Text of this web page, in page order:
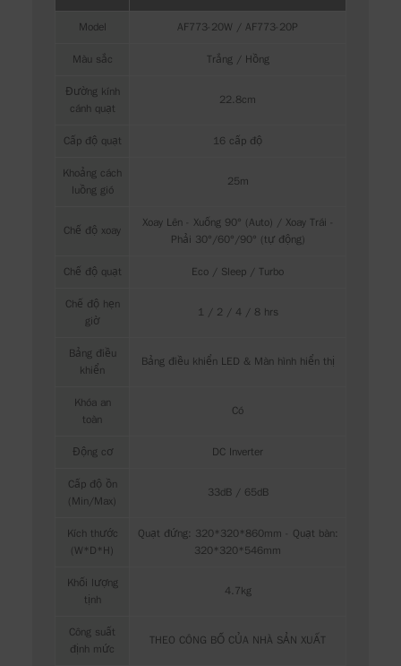
Model AF773-20W / AF773-20P
Màu sắc Trắng / Hồng
Đường kính
cánh quạt
22.8cm
Cấp độ quạt 16 cấp độ
Khoảng cách
luồng gió
25m
Chế độ xoay
Xoay Lên - Xuống 90° (Auto) / Xoay Trái -
Phải 30°/60°/90° (tự động)
Chế độ quạt Eco / Sleep / Turbo
Chế độ hẹn
giờ
1 / 2 / 4 / 8 hrs
Bảng điều
khiển
Bảng điều khiển LED & Màn hình hiển thị
Khóa an
toàn
Có
Động cơ DC Inverter
Cấp độ ồn
(Min/Max)
33dB / 65dB
Kích thước
(W*D*H)
Quạt đứng: 320*320*860mm - Quạt bàn:
320*320*546mm
Khối lượng
tịnh
4.7kg
Công suất
định mức
THEO CÔNG BỐ CỦA NHÀ SẢN XUẤT